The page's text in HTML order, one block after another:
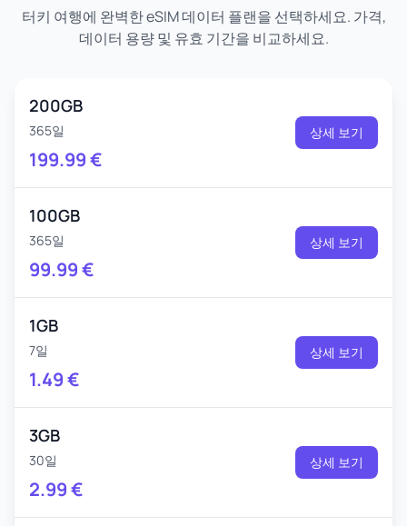
터키 여행에 완벽한 eSIM 데이터 플랜을 선택하세요. 가격,
데이터 용량 및 유효 기간을 비교하세요.
200GB
365일
199.99€
상세 보기
100GB
365일
99.99€
상세 보기
1GB
7일
1.49€
상세 보기
3GB
30일
2.99€
상세 보기